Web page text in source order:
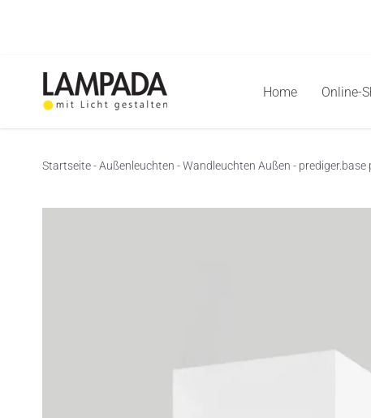
Home Online-
Startseite-Außenleuchten -Wandleuchten Außen -